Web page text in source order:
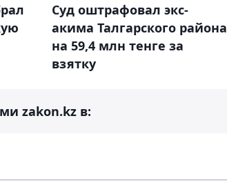
Суд оштрафовал экс-
акима Талгарского района
на 59,4 млн тенге за
взятку
zakon.kz в: